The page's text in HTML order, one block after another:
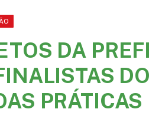
DA
PRÁTICAS